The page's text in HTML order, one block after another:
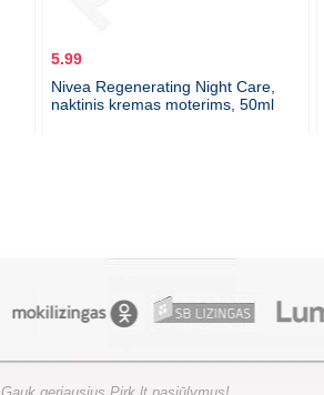
5.99
Nivea Regenerating Night Care,
naktinis kremas moterims, 50ml